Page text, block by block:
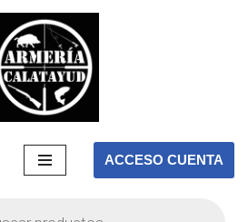
ACCESO CUENTA